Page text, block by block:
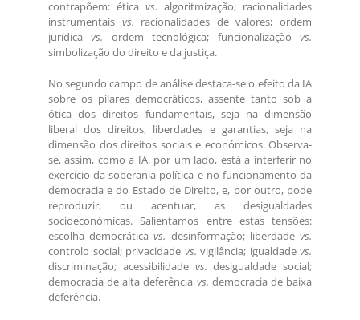
contrapõem: ética vs. algoritmização; racionalidades
instrumentais vs. racionalidades de valores; ordem
jurídicavs. ordem tecnológica; funcionalizaçãovs.
simbolização do direito e da justiça.
No segundo campo de análise destaca-se o efeito da IA
sobre os pilares democráticos, assente tanto sob a
ótica dos direitos fundamentais, seja na dimensão
liberal dos direitos, liberdades e garantias, seja na
dimensão dos direitos sociais e económicos. Observa-
se, assim, como a IA, por um lado, está a interferir no
exercício da soberania política e no funcionamento da
democracia e do Estado de Direito, e, por outro, pode
reproduzir, ou acentuar, as desigualdades
socioeconómicas. Salientamos entre estas tensões:
escolha democráticavs. desinformação; liberdadevs.
controlo social; privacidade vs. vigilância; igualdade vs.
discriminação; acessibilidade vs. desigualdade social;
democracia de alta deferência vs. democracia de baixa
deferência.